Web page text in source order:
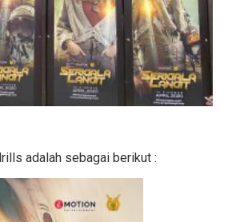
adalah sebagai berikut :